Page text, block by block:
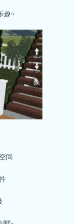
趣~
间